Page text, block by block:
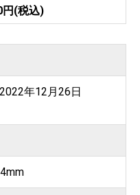
円(税込)
年12月26日